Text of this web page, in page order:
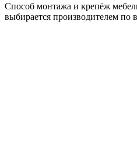
Способ монтажа и крепёж
выбирается производителем по